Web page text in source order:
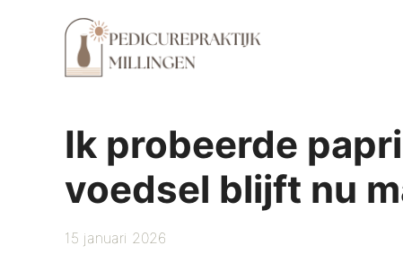
Ik probeerde
voedsel blijft nu
15 januari 2026